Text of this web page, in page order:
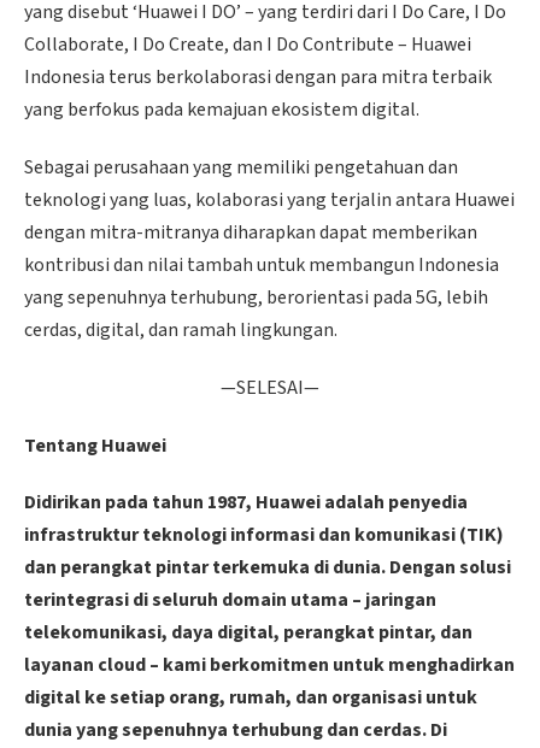
yang disebut ‘Huawei I DO’ – yang terdiri dari I Do Care, I Do
Collaborate, I Do Create, dan I Do Contribute – Huawei
Indonesia terus berkolaborasi dengan para mitra terbaik
yang berfokus pada kemajuan ekosistem digital.
Sebagai perusahaan yang memiliki pengetahuan dan
teknologi yang luas, kolaborasi yang terjalin antara Huawei
dengan mitra-mitranya diharapkan dapat memberikan
kontribusi dan nilai tambah untuk membangun Indonesia
yang sepenuhnya terhubung, berorientasi pada 5G, lebih
cerdas, digital, dan ramah lingkungan.
—SELESAI—
Tentang Huawei
Didirikan pada tahun 1987, Huawei adalah penyedia
infrastruktur teknologi informasi dan komunikasi (TIK)
dan perangkat pintar terkemuka di dunia. Dengan solusi
terintegrasi di seluruh domain utama – jaringan
telekomunikasi, daya digital, perangkat pintar, dan
layanan cloud – kami berkomitmen untuk menghadirkan
digital ke setiap orang, rumah, dan organisasi untuk
dunia yang sepenuhnya terhubung dan cerdas. Di